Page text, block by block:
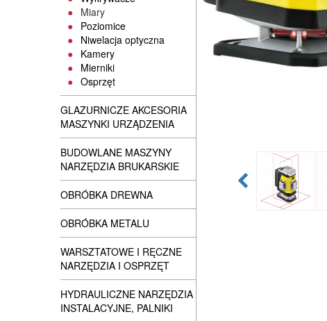
Miary
Poziomice
Niwelacja optyczna
Kamery
Mierniki
Osprzęt
GLAZURNICZE AKCESORIA
MASZYNKI URZĄDZENIA
BUDOWLANE MASZYNY
NARZĘDZIA BRUKARSKIE
OBRÓBKA DREWNA
OBRÓBKA METALU
WARSZTATOWE I RĘCZNE
NARZĘDZIA I OSPRZĘT
HYDRAULICZNE NARZĘDZIA
INSTALACYJNE, PALNIKI